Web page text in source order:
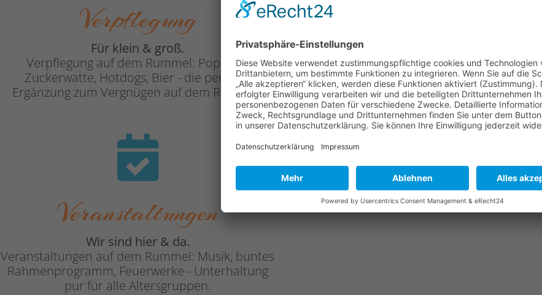
Verpflegung
Für klein & groß.
Verpflegung auf dem Rummel: Popcorn,
Zuckerwatte, Hotdogs, Bier - die perfekte
Ergänzung zum Vergnügen auf dem Rummel.
Veranstaltungen
Wir sind hier & da.
Veranstaltungen auf dem Rummel: Musik, buntes
Rahmenprogramm, Feuerwerke - Unterhaltung
pur für alle Altersgruppen.